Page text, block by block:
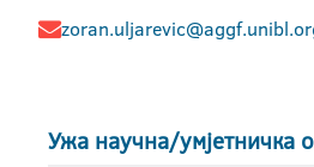
Ужа научна/умјетничка